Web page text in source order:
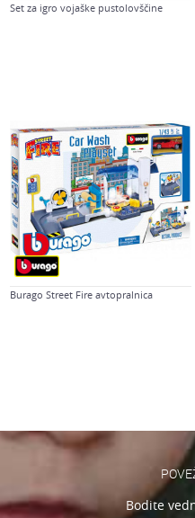
Set za igro vojaške pustolovščine
Burago Street Fire avtopralnica
Bodite